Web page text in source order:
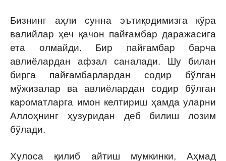
Бизнинг аҳли сунна эътиқодимизга кўра
валийлар ҳеч қачон пайғамбар даражасига
ета олмайди. Бир пайғамбар барча
авлиёлардан афзал саналади. Шу билан
бирга пайғамбарлардан содир бўлган
мўжизалар ва авлиёлардан содир бўлган
кароматларга имон келтириш ҳамда уларни
Аллоҳнинг ҳузуридан деб билиш лозим
бўлади.
Хулоса қилиб айтиш мумкинки, Аҳмад